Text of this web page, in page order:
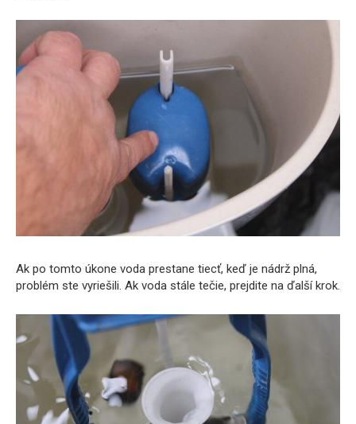
Ak po tomto úkone voda prestane tiecť, keď je nádrž plná,
problém ste vyriešili. Ak voda stále tečie, prejdite na ďalší krok.